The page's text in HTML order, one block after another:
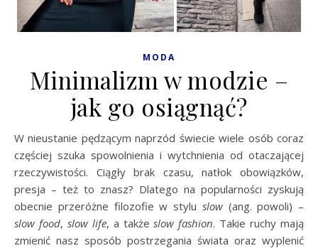
MODA
Minimalizm w modzie –
jak go osiągnąć?
W nieustanie pędzącym naprzód świecie wiele osób coraz
częściej szuka spowolnienia i wytchnienia od otaczającej
rzeczywistości. Ciągły brak czasu, natłok obowiązków,
presja – też to znasz? Dlatego na popularności zyskują
obecnie przeróżne filozofie w stylu slow(ang. powoli) –
slow food, slow life, a takżeslow fashion. Takie ruchy mają
zmienić nasz sposób postrzegania świata oraz wyplenić